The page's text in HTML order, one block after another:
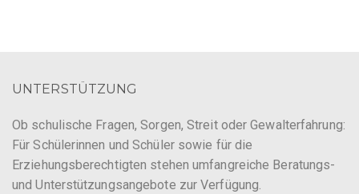
UNTERSTÜTZUNG
Ob schulische Fragen, Sorgen, Streit oder Gewalterfahrung:
Für Schülerinnen und Schüler sowie für die
Erziehungsberechtigten stehen umfangreiche Beratungs-
und Unterstützungsangebote zur Verfügung.